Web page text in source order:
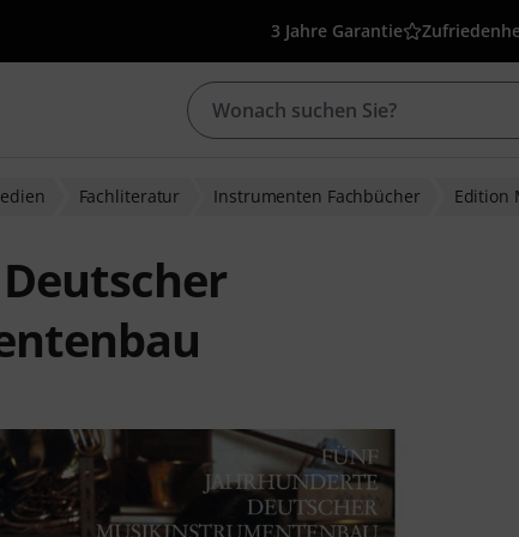
3 Jahre Garantie
Fachliteratur Instrumenten Fachbücher Edition